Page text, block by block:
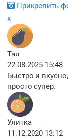
Прикрепить
x
Тая
22.08.2025 15:48
Быстро и
просто супер.
Улитка
11.12.2020 13:12